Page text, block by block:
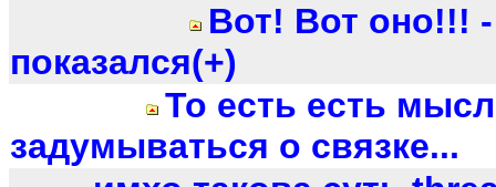
Вот! Вот оно!!!
показался(+)
То есть есть
задумываться о связке...